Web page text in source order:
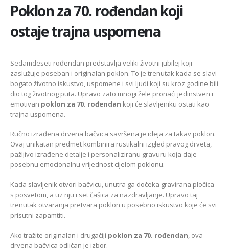
Poklon za 70. rođendan koji
ostaje trajna uspomena
Sedamdeseti rođendan predstavlja veliki životni jubilej koji
zaslužuje poseban i originalan poklon. To je trenutak kada se slavi
bogato životno iskustvo, uspomene i svi ljudi koji su kroz godine bili
dio tog životnog puta. Upravo zato mnogi žele pronaći jedinstven i
emotivan poklon za 70. rođendan koji će slavljeniku ostati kao
trajna uspomena.
Ručno izrađena drvena bačvica savršena je ideja za takav poklon.
Ovaj unikatan predmet kombinira rustikalni izgled pravog drveta,
pažljivo izrađene detalje i personaliziranu gravuru koja daje
posebnu emocionalnu vrijednost cijelom poklonu.
Kada slavljenik otvori bačvicu, unutra ga dočeka gravirana pločica
s posvetom, a uz nju i set čašica za nazdravljanje. Upravo taj
trenutak otvaranja pretvara poklon u posebno iskustvo koje će svi
prisutni zapamtiti.
Ako tražite originalan i drugačiji poklon za 70. rođendan , ova
drvena bačvica odličan je izbor.